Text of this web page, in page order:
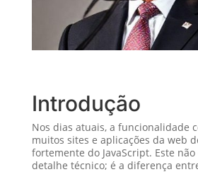
Introdução
Nos dias atuais, a funcionalidade
muitos sites e aplicações da web
fortemente do JavaScript. Este
detalhe técnico; é a diferença